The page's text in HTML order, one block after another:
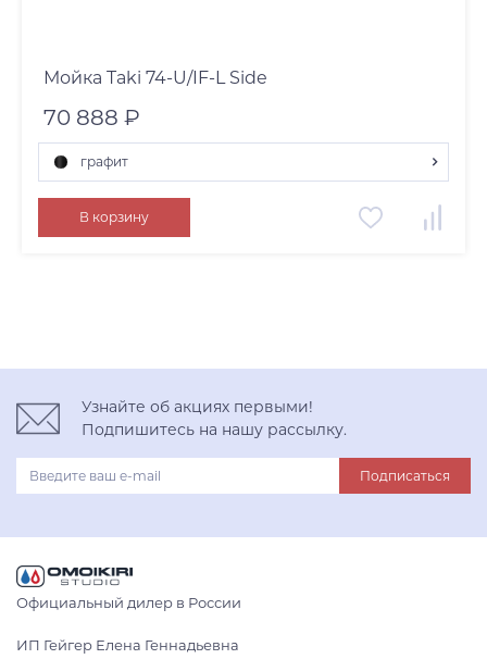
Мойка Taki 74-U/IF-L Side
70 888 ₽
графит
графит
нержавеющая сталь
В корзину
Узнайте об акциях первыми!
Подпишитесь на нашу рассылку.
Подписаться
Официальный дилер в России
ИП Гейгер Елена Геннадьевна